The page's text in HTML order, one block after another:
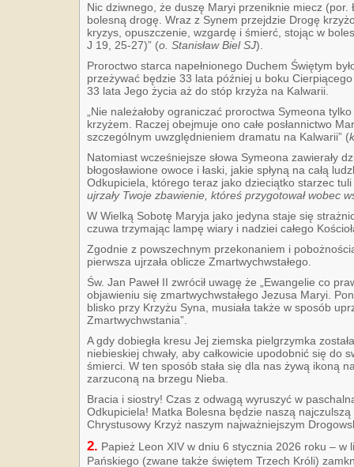
Nic dziwnego, że duszę Maryi przeniknie miecz
bolesną drogę. Wraz z Synem przejdzie Drogę
kryzys, opuszczenie, wzgardę i śmierć, stojąc w
J 19, 25-27)” (o. Stanisław Biel SJ).
Proroctwo starca napełnionego Duchem Świętym
przeżywać będzie 33 lata później u boku
33 lata Jego życia aż do stóp krzyża na Kalwarii.
„Nie należałoby ograniczać proroctwa Symeona
krzyżem. Raczej obejmuje ono całe posłannictwo
szczególnym uwzględnieniem dramatu na Kalwarii” (
Natomiast wcześniejsze słowa Symeona zawierały
błogosławione owoce i łaski, jakie spłyną na całą
Odkupiciela, którego teraz jako dzieciątko starzec
ujrzały Twoje zbawienie, któreś przygotował wobec
W Wielką Sobotę Maryja jako jedyna staje się
czuwa trzymając lampę wiary i nadziei całego
Zgodnie z powszechnym przekonaniem i
pierwsza ujrzała oblicze Zmartwychwstałego.
Św. Jan Paweł II zwrócił uwagę że „Ewangelie co
objawieniu się zmartwychwstałego Jezusa Maryi.
blisko przy Krzyżu Syna, musiała także w sposób
Zmartwychwstania”.
A gdy dobiegła kresu Jej ziemska pielgrzymka
niebieskiej chwały, aby całkowicie upodobnić się do
śmierci. W ten sposób stała się dla nas żywą ikoną
zarzuconą na brzegu Nieba.
Bracia i siostry! Czas z odwagą wyruszyć w
Odkupiciela! Matka Bolesna będzie naszą
Chrystusowy Krzyż naszym najważniejszym
2. Papież Leon XIV w dniu 6 stycznia 2026 roku – w
Pańskiego (zwane także świętem Trzech Króli)